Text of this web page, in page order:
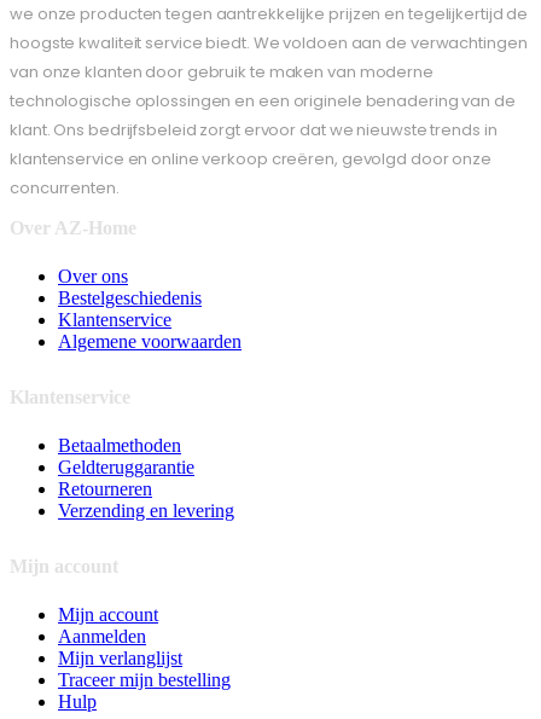
we onze producten tegen aantrekkelijke prijzen en tegelijkertijd de
hoogste kwaliteit service biedt. We voldoen aan de verwachtingen
van onze klanten door gebruik te maken van moderne
technologische oplossingen en een originele benadering van de
klant. Ons bedrijfsbeleid zorgt ervoor dat we nieuwste trends in
klantenservice en online verkoop creëren, gevolgd door onze
concurrenten.
Over AZ-Home
Over ons
Bestelgeschiedenis
Klantenservice
Algemene voorwaarden
Klantenservice
Betaalmethoden
Geldteruggarantie
Retourneren
Verzending en levering
Mijn account
Mijn account
Aanmelden
Mijn verlanglijst
Traceer mijn bestelling
Hulp